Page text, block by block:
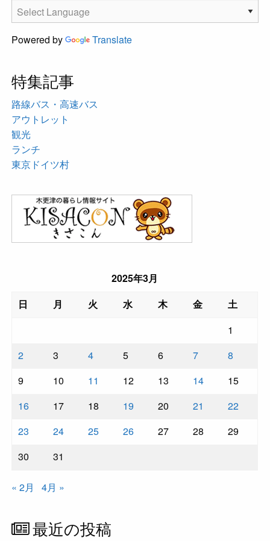
Powered by Translate
特集記事
路線バス・高速バス
アウトレット
観光
ランチ
東京ドイツ村
2025年3月
日
月 火 水 木 金
土
1
2
3 4 5 6 7
8
9
10 11 12 13 14
15
16
17 18 19 20 21
22
23
24 25 26 27 28
29
30
31
« 2月 4月 »
最近の投稿